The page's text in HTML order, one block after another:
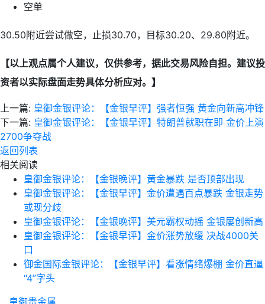
空单
30.50附近尝试做空，止损30.70，目标30.20、29.80附近。
【以上观点属个人建议，仅供参考，据此交易风险自担。建议投
资者以实际盘面走势具体分析应对。】
上一篇: 皇御金银评论：【金银早评】强者恒强 黄金向新高冲锋
下一篇: 皇御金银评论：【金银早评】特朗普就职在即 金价上演
2700争夺战
返回列表
相关阅读
皇御金银评论：【金银晚评】黄金暴跌 是否顶部出现
皇御金银评论：【金银早评】金价遭遇百点暴跌 金银走势
或现分歧
皇御金银评论：【金银晚评】美元霸权动摇 金银屡创新高
皇御金银评论：【金银早评】金价涨势放缓 决战4000关
口
御金国际金银评论：【金银早评】看涨情绪爆棚 金价直逼
“4”字头
皇御贵金属